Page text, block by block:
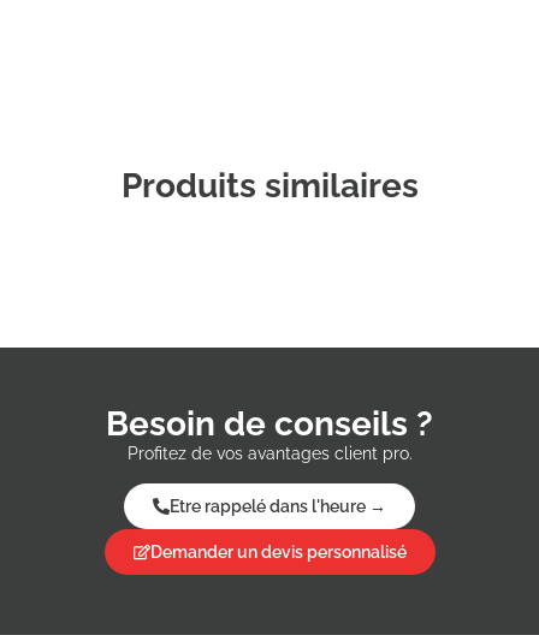
Produits similaires
Besoin de conseils ?
Profitez de vos avantages client pro.
Etre rappelé dans l'heure →
Demander un devis personnalisé